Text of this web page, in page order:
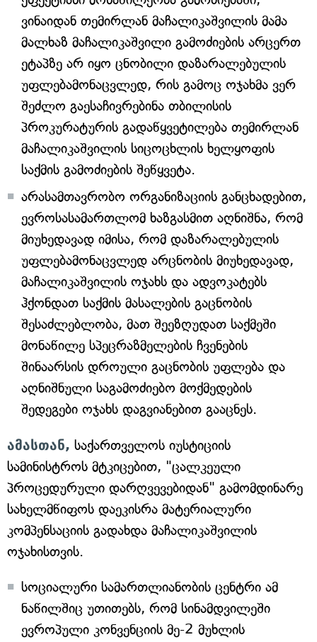
ვინაიდან თემირლან მაჩალიკაშვილის მამა
მალხაზ მაჩალიკაშვილი გამოძიების არცერთ
ეტაპზე არ იყო ცნობილი დაზარალებულის
უფლებამონაცვლედ, რის გამოც ოჯახმა ვერ
შეძლო გაესაჩივრებინა თბილისის
პროკურატურის გადაწყვეტილება თემირლან
მაჩალიკაშვილის სიცოცხლის ხელყოფის
საქმის გამოძიების შეწყვეტა.
არასამთავრობო ორგანიზაციის განცხადებით,
ევროსასამართლომ ხაზგასმით აღნიშნა, რომ
მიუხედავად იმისა, რომ დაზარალებულის
უფლებამონაცვლედ არცნობის მიუხედავად,
მაჩალიკაშვილის ოჯახს და ადვოკატებს
ჰქონდათ საქმის მასალების გაცნობის
შესაძლებლობა, მათ შეეზღუდათ საქმეში
მონაწილე სპეცრაზმელების ჩვენების
შინაარსის დროული გაცნობის უფლება და
აღნიშნული საგამოძიებო მოქმედების
შედეგები ოჯახს დაგვიანებით გააცნეს.
ამასთან, საქართველოს იუსტიციის
სამინისტროს მტკიცებით, "ცალკეული
პროცედურული დარღვევებიდან" გამომდინარე
სახელმწიფოს დაეკისრა მატერიალური
კომპენსაციის გადახდა მაჩალიკაშვილის
ოჯახისთვის.
სოციალური სამართლიანობის ცენტრი ამ
ნაწილშიც უთითებს, რომ სინამდვილეში
ევროპული კონვენციის მე-2 მუხლის